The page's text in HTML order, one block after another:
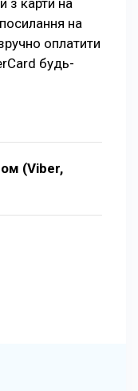
з карти на
на
оплатити
будь-
(Viber,